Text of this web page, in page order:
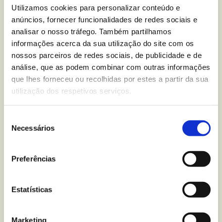
Utilizamos cookies para personalizar conteúdo e
anúncios, fornecer funcionalidades de redes sociais e
analisar o nosso tráfego. Também partilhamos
informações acerca da sua utilização do site com os
nossos parceiros de redes sociais, de publicidade e de
análise, que as podem combinar com outras informações
que lhes forneceu ou recolhidas por estes a partir da sua
utilização dos respetivos serviços.
Necessários
Preferências
Estatísticas
Marketing
Você tem alguma dúvida
nutricional sobreBolachas
Mega Duo Chocolate?
Escreva-nos para